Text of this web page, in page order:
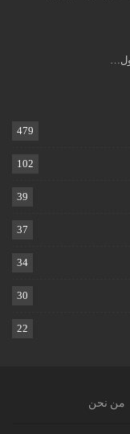
479
102
39
37
34
30
22
من نحن